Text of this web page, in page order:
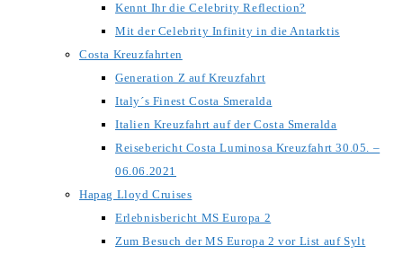
Kennt Ihr die Celebrity Reflection?
Mit der Celebrity Infinity in die Antarktis
Costa Kreuzfahrten
Generation Z auf Kreuzfahrt
Italy´s Finest Costa Smeralda
Italien Kreuzfahrt auf der Costa Smeralda
Reisebericht Costa Luminosa Kreuzfahrt 30.05. –
06.06.2021
Hapag Lloyd Cruises
Erlebnisbericht MS Europa 2
Zum Besuch der MS Europa 2 vor List auf Sylt